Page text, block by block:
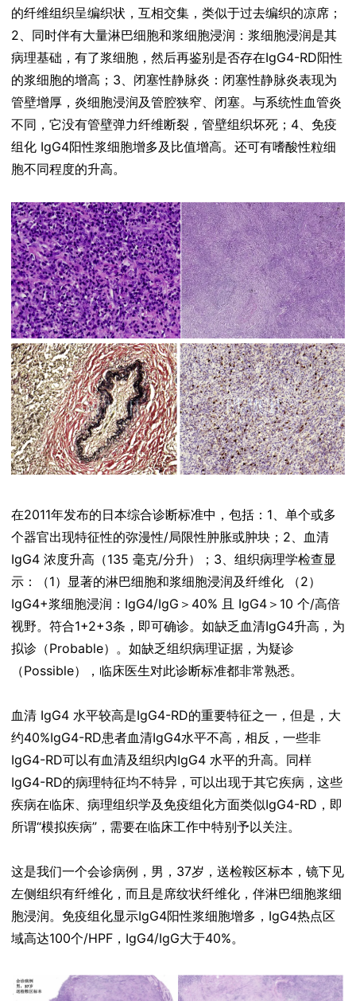
的纤维组织呈编织状，互相交集，类似于过去编织的凉席；
2、同时伴有大量淋巴细胞和浆细胞浸润：浆细胞浸润是其
病理基础，有了浆细胞，然后再鉴别是否存在IgG4-RD阳性
的浆细胞的增高；3、闭塞性静脉炎：闭塞性静脉炎表现为
管壁增厚，炎细胞浸润及管腔狭窄、闭塞。与系统性血管炎
不同，它没有管壁弹力纤维断裂，管壁组织坏死；4、免疫
组化 IgG4阳性浆细胞增多及比值增高。还可有嗜酸性粒细
胞不同程度的升高。
在2011年发布的日本综合诊断标准中，包括：1、单个或多
个器官出现特征性的弥漫性/局限性肿胀或肿块；2、血清
IgG4 浓度升高（135 毫克/分升）；3、组织病理学检查显
示：（1）显著的淋巴细胞和浆细胞浸润及纤维化 （2）
IgG4+浆细胞浸润：IgG4/IgG＞40% 且 IgG4＞10 个/高倍
视野。符合1+2+3条，即可确诊。如缺乏血清IgG4升高，为
拟诊（Probable）。如缺乏组织病理证据，为疑诊
（Possible），临床医生对此诊断标准都非常熟悉。
血清 IgG4 水平较高是IgG4-RD的重要特征之一，但是，大
约40%IgG4-RD患者血清IgG4水平不高，相反，一些非
IgG4-RD可以有血清及组织内IgG4 水平的升高。同样
IgG4-RD的病理特征均不特异，可以出现于其它疾病，这些
疾病在临床、病理组织学及免疫组化方面类似IgG4-RD，即
所谓“模拟疾病”，需要在临床工作中特别予以关注。
这是我们一个会诊病例，男，37岁，送检鞍区标本，镜下见
左侧组织有纤维化，而且是席纹状纤维化，伴淋巴细胞浆细
胞浸润。免疫组化显示IgG4阳性浆细胞增多，IgG4热点区
域高达100个/HPF，IgG4/IgG大于40%。